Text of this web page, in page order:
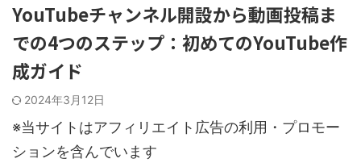
YouTubeチャンネル開設から動画投稿ま
での4つのステップ：初めてのYouTube作
成ガイド
2024年3月12日
※当サイトはアフィリエイト広告の利用・プロモー
ションを含んでいます